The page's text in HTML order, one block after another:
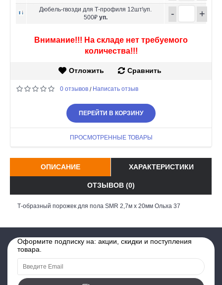
Дюбель-гвозди для Т-профиля 12шт\уп.
500₽ уп. - +
Внимание!!! На складе нет требуемого
количества!!!
Отложить Сравнить
0 отзывов / Написать отзыв
ПЕРЕЙТИ В КОРЗИНУ
ПРОСМОТРЕННЫЕ ТОВАРЫ
ОПИСАНИЕ ХАРАКТЕРИСТИКИ
ОТЗЫВОВ (0)
Т-образный порожек для пола SMR 2,7м х 20мм Ольха 37
Оформите подписку на: акции, скидки и поступления
товара.